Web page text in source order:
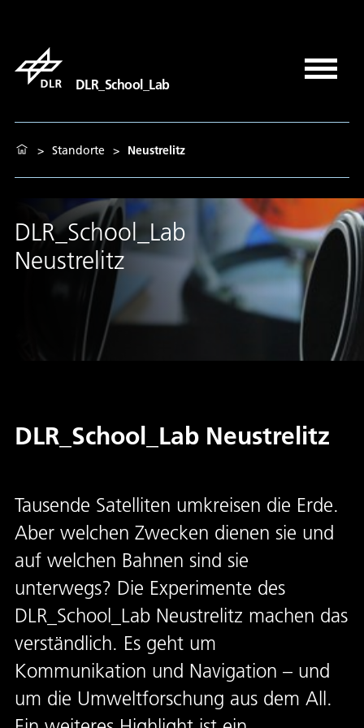
DLR_School_Lab
> Standorte > Neustrelitz
DLR_School_Lab
Neustrelitz
DLR_School_Lab Neustrelitz
Tausende Satelliten umkreisen die Erde.
Aber welchen Zwecken dienen sie und
auf welchen Bahnen sind sie
unterwegs? Die Experimente des
DLR_School_Lab Neustrelitz machen das
verständlich. Es geht um
Kommunikation und Navigation – und
um die Umweltforschung aus dem All.